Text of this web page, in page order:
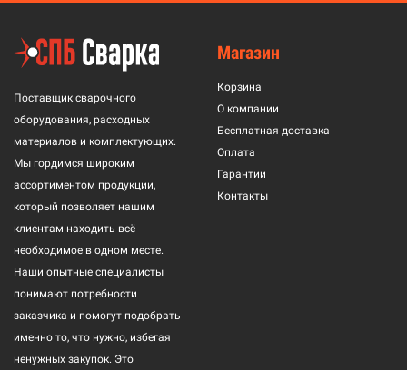
Поставщик сварочного
оборудования, расходных
материалов и комплектующих.
Мы гордимся широким
ассортиментом продукции,
который позволяет нашим
клиентам находить всё
необходимое в одном месте.
Наши опытные специалисты
понимают потребности
заказчика и помогут подобрать
именно то, что нужно, избегая
ненужных закупок. Это
Магазин
Корзина
О компании
Бесплатная доставка
Оплата
Гарантии
Контакты